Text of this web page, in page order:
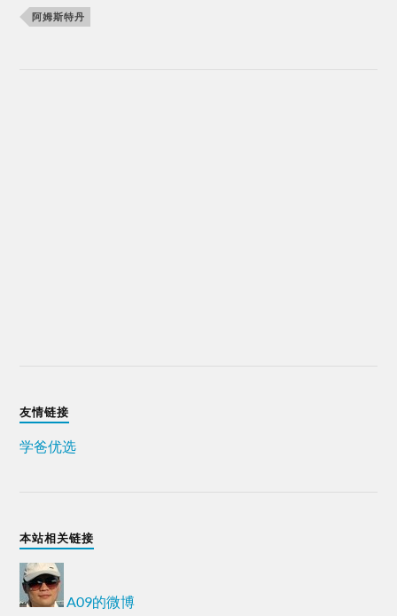
阿姆斯特丹
友情链接
学爸优选
本站相关链接
A09的微博